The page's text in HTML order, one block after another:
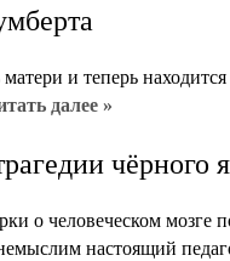
и теперь
далее »
чёрного
о человеческом мозге
настоящий